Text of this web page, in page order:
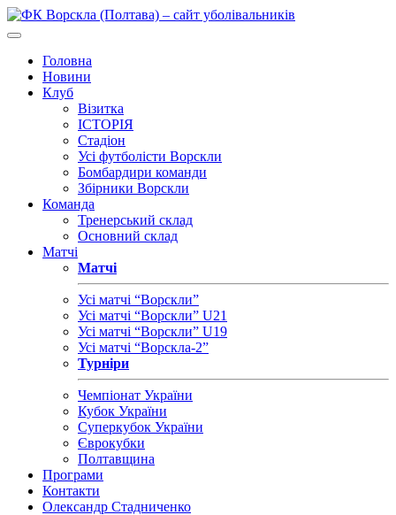
Головна
Новини
Клуб
Візитка
ІСТОРІЯ
Стадіон
Усі футболісти Ворскли
Бомбардири команди
Збірники Ворскли
Команда
Тренерський склад
Основний склад
Матчі
Матчі
Усі матчі “Ворскли”
Усі матчі “Ворскли” U21
Усі матчі “Ворскли” U19
Усі матчі “Ворскла-2”
Турніри
Чемпіонат України
Кубок України
Суперкубок України
Єврокубки
Полтавщина
Програми
Контакти
Олександр Стадниченко